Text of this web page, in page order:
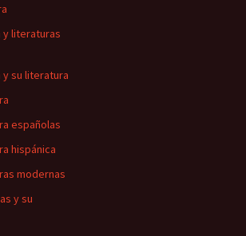
y literaturas
y su literatura
españolas
hispánica
modernas
y su